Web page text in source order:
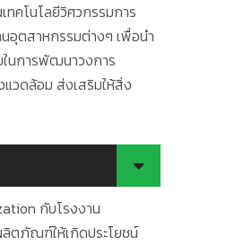
ทคโนโลยีวิศวกรรมการ
อุตสาหกรรมต่างๆ เพื่อนำ
นการพัฒนาวงการ
วดล้อม ส่งเสริมให้สิ่ง
กับโรงงาน
ตภัณฑ์ให้เกิดประโยชน์